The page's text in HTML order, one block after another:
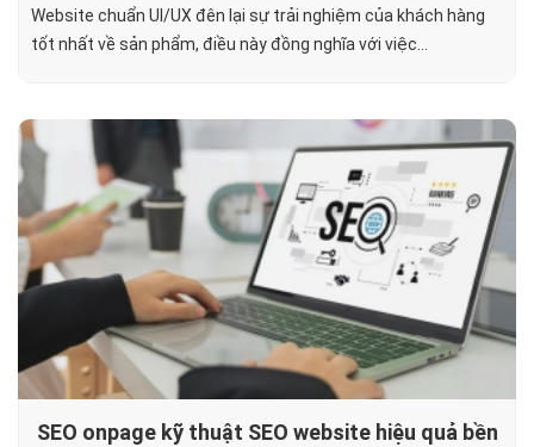
Website chuẩn UI/UX đên lại sự trải nghiệm của khách hàng
tốt nhất về sản phẩm, điều này đồng nghĩa với việc...
SEO onpage kỹ thuật SEO website hiệu quả bền